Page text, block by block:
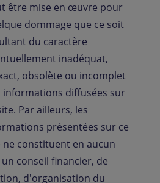
être mise en œuvre pour
dommage que ce soit
du caractère
inadéquat,
obsolète ou incomplet
informations diffusées sur
Par ailleurs, les
présentées sur ce
ne constituent en aucun
un conseil financier, de
d'organisation du